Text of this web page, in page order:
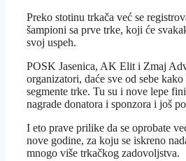
Preko stotinu trkača već se
šampioni sa prve trke, koji će
svoj uspeh.
POSK Jasenica, AK Elit i Zmaj
organizatori, daće sve od sebe
segmente trke. Tu su i nove lepe
nagrade donatora i sponzora i još
I eto prave prilike da se oprobate
nove godine, za koju se iskreno
mnogo više trkačkog zadovoljstva.